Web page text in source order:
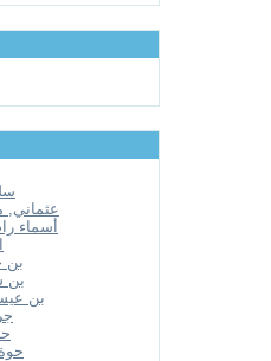
عثماني,
أسماء
بن
بن
بن